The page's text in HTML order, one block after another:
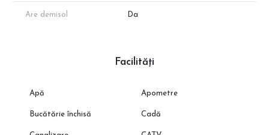
Are demisol Da
Facilități
Apă Apometre
Bucătărie închisă Cadă